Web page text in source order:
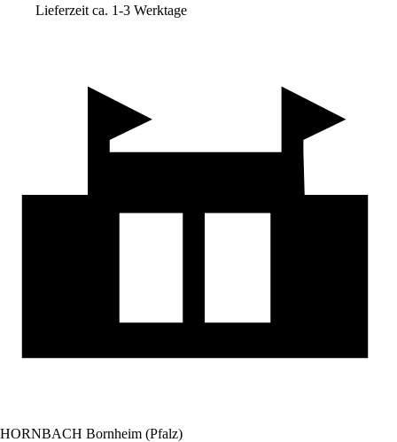
Lieferzeit ca. 1-3 Werktage
HORNBACH Bornheim (Pfalz)